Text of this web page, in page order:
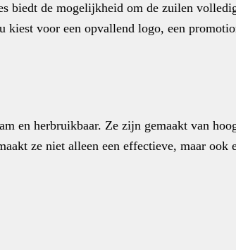
biedt de mogelijkheid om de zuilen
voor een opvallend logo, een
en herbruikbaar. Ze zijn gemaakt van
ze niet alleen een effectieve, maar ook